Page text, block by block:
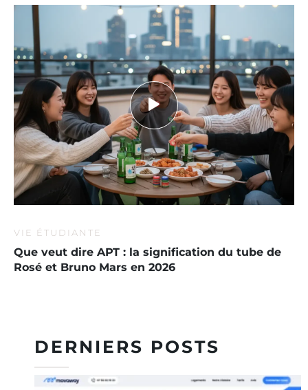
DERNIERS POSTS
VIE ÉTUDIANTE
Que veut dire APT : la signification du tube de
Rosé et Bruno Mars en 2026